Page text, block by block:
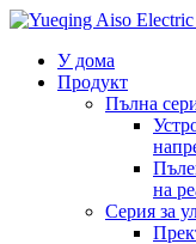
У дома
Продукт
Пълна
на
Серия за